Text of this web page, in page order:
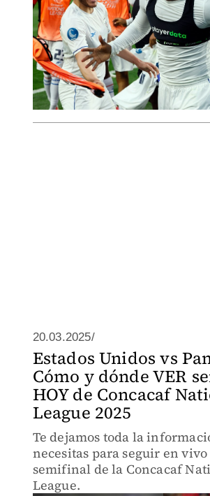
20.03.2025/
Estados Unidos vs
Cómo y dónde VER
HOY de Concacaf
League 2025
Te dejamos toda la
necesitas para seguir en vivo
semifinal de la Concacaf
League.